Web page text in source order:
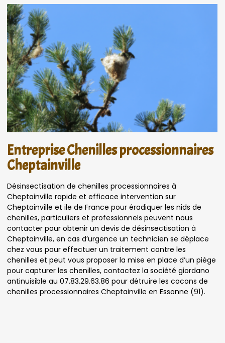
Entreprise Chenilles processionnaires
Cheptainville
Désinsectisation de chenilles processionnaires à
Cheptainville rapide et efficace intervention sur
Cheptainville et ile de France pour éradiquer les nids de
chenilles, particuliers et professionnels peuvent nous
contacter pour obtenir un devis de désinsectisation à
Cheptainville, en cas d’urgence un technicien se déplace
chez vous pour effectuer un traitement contre les
chenilles et peut vous proposer la mise en place d’un piège
pour capturer les chenilles, contactez la société giordano
antinuisible au 07.83.29.63.86 pour détruire les cocons de
chenilles processionnaires Cheptainville en Essonne (91).